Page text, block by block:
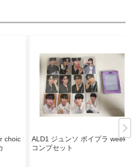
choic
ALD1 ジュンソ ボイプラ week1
コンプセット